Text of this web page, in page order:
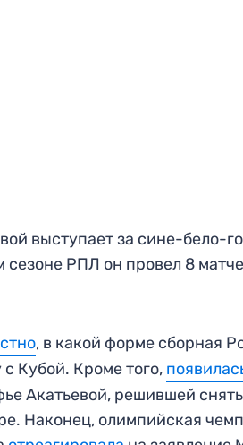
выступает за сине-бело-
РПЛ он провел 8
, в какой форме сборная
Кубой. Кроме того, появил
Акатьевой, решившей
Наконец, олимпийская